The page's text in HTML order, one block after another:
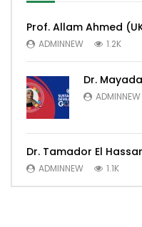
Prof. Allam Ahmed
ADMINNEW 1.2K
Dr.
ADMINNEW
Dr. Tamador El
ADMINNEW 1.1K